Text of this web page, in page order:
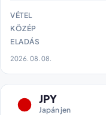
VÉTEL
KÖZÉP
ELADÁS
2026. 08. 08.
JPY
Japán jen